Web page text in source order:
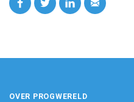
OVER PROGWERELD